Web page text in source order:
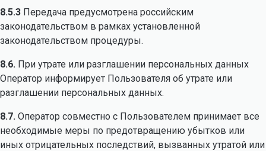
8.5.3 Передача предусмотрена российским
законодательством в рамках установленной
законодательством процедуры.
8.6. При утрате или разглашении персональных данных
Оператор информирует Пользователя об утрате или
разглашении персональных данных.
8.7. Оператор совместно с Пользователем принимает все
необходимые меры по предотвращению убытков или
иных отрицательных последствий, вызванных утратой или